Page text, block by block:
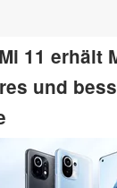
11 erhält
und